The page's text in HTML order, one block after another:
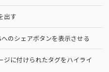
出す
のシェアボタンを表示させる
ジに付けられたタグをハイライ